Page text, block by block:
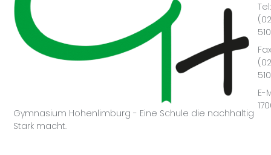
Gymnasium Hohenlimburg - Eine Schule die nachhaltig
Stark macht.
Tel:
E-